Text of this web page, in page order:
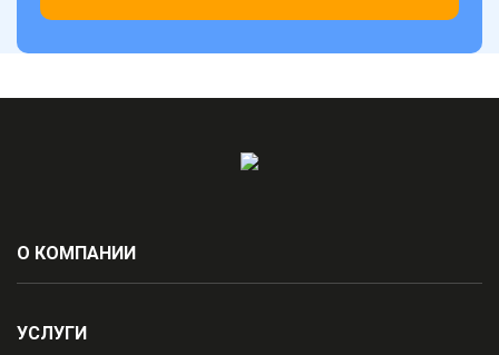
О КОМПАНИИ
УСЛУГИ